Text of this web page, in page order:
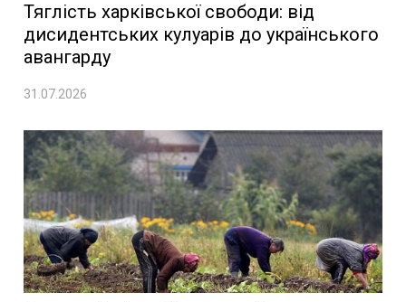
Тяглість харківської свободи: від
дисидентських кулуарів до українського
авангарду
31.07.2026